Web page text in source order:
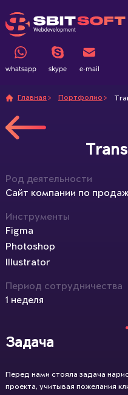
whatsapp skype e-mail
Главная Портфолио
Род деятельности
Сайт компании по
Инструменты
Figma
Photoshop
Illustrator
Период сотрудничества
1 неделя
Задача
Перед нами стояла задача
проекта, учитывая пожелания